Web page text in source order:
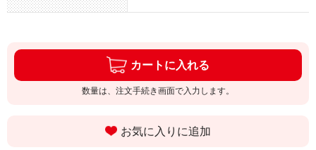
カートに入れる
数量は、注文手続き画面で入力します。
お気に入りに追加